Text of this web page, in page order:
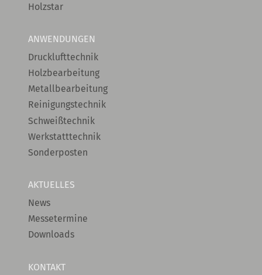
Holzstar
ANWENDUNGEN
Drucklufttechnik
Holzbearbeitung
Metallbearbeitung
Reinigungstechnik
Schweißtechnik
Werkstatttechnik
Sonderposten
AKTUELLES
News
Messetermine
Downloads
KONTAKT